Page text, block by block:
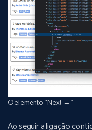
O elemento “Next →”
Ao seguir a ligação